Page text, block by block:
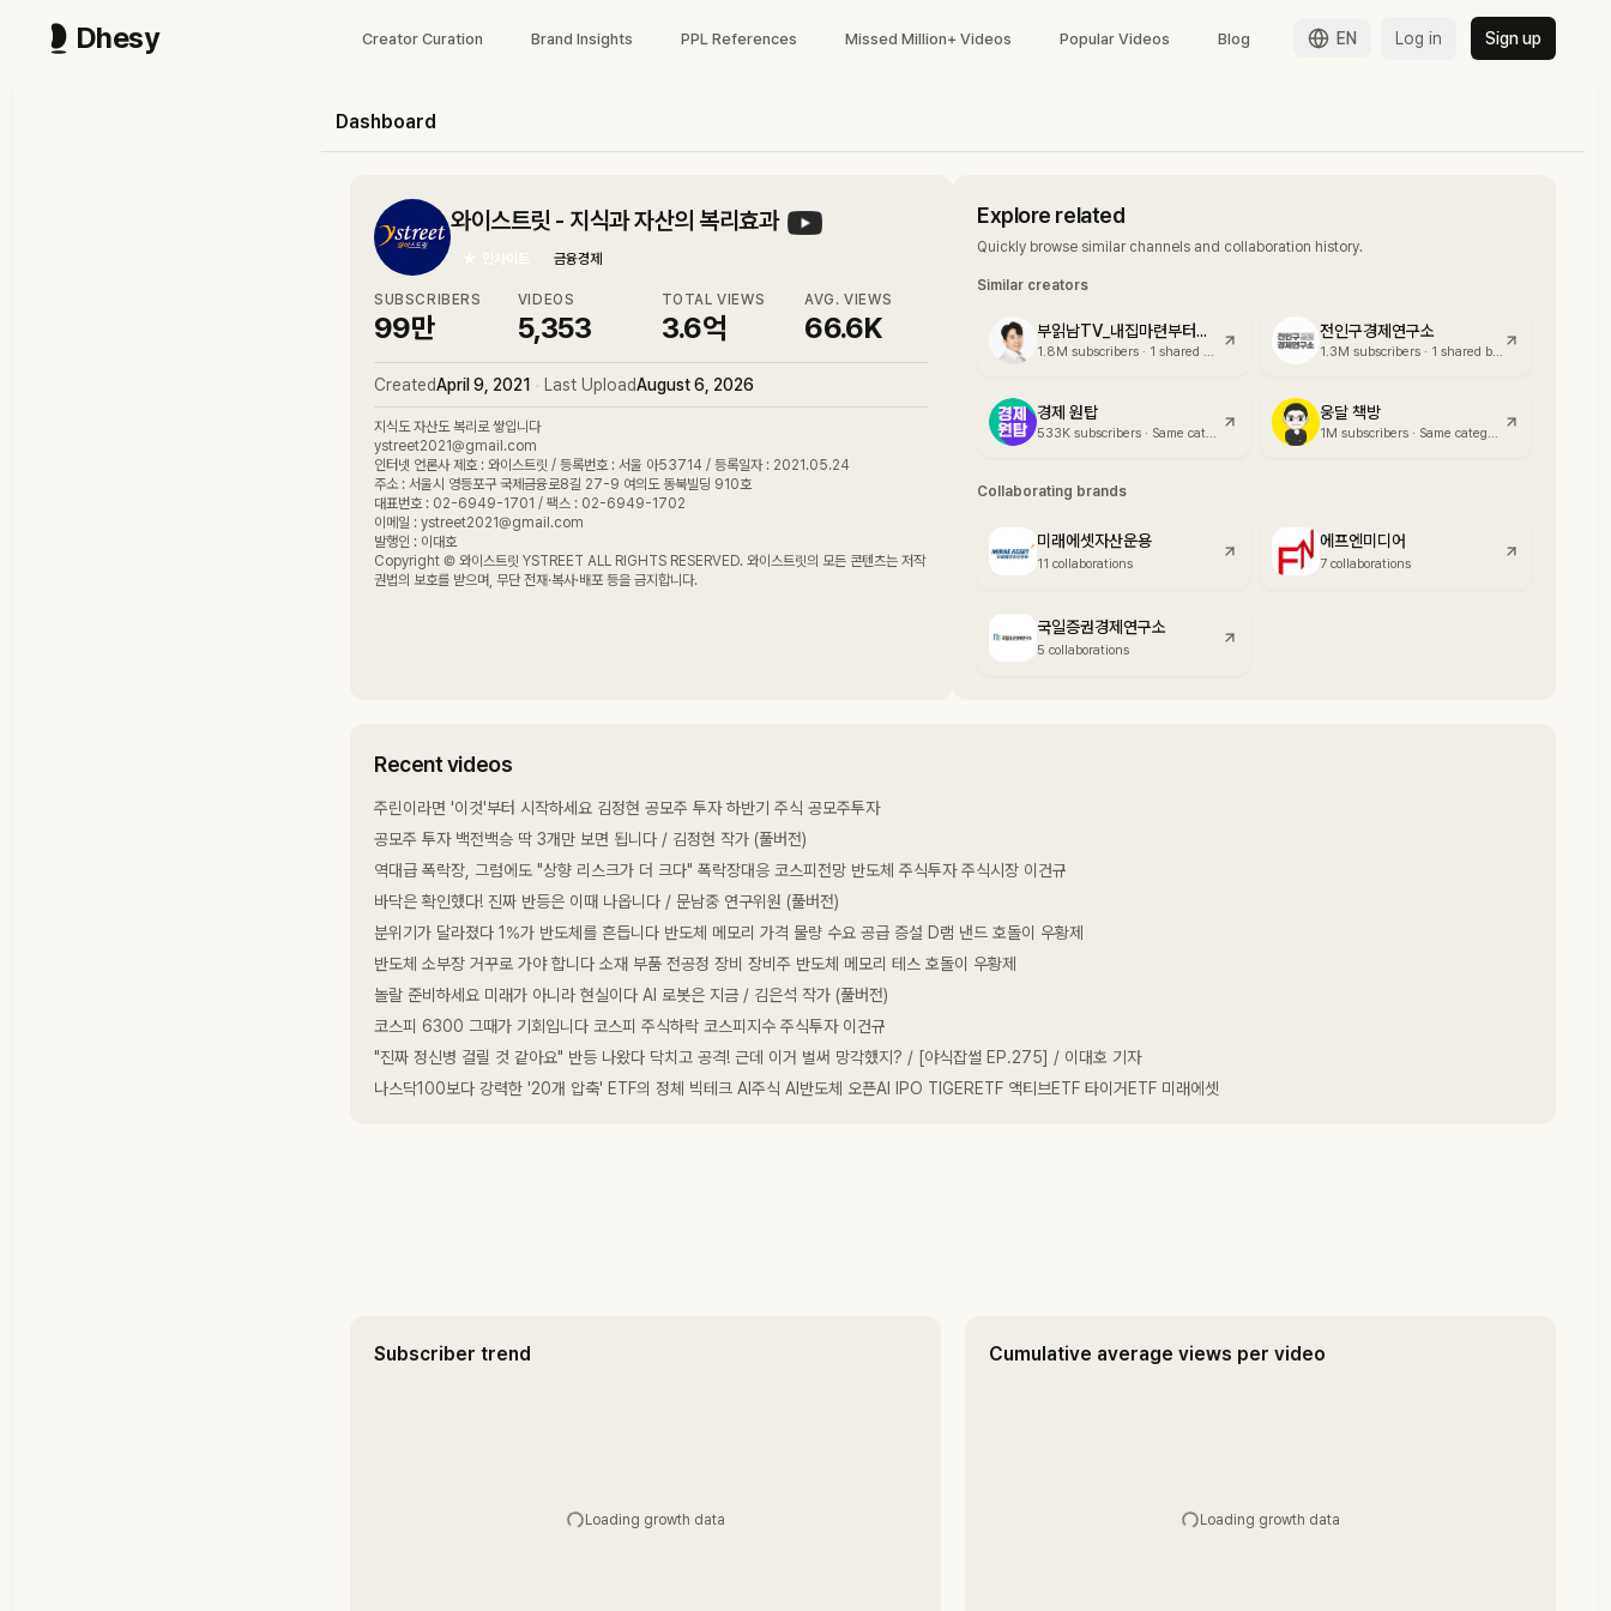
Dhesy Creator Curation Brand Insights PPL References Missed Million+ Videos Popular Videos Blog EN Log in Sign up
Dashboard
와이스트릿 - 지식과 자산의 복리효과
★ 인사이트 금융경제
SUBSCRIBERS
99만
VIDEOS
5,353
TOTAL VIEWS
3.6억
AVG. VIEWS
66.6K
CreatedApril 9, 2021 Last UploadAugust 6, 2026
지식도 자산도 복리로 쌓입니다
ystreet2021@gmail.com
인터넷 언론사 제호 : 와이스트릿 / 등록번호 : 서울 아53714 / 등록일자 : 2021.05.24
주소 : 서울시 영등포구 국제금융로8길 27-9 여의도 동북빌딩 910호
대표번호 : 02-6949-1701 / 팩스 : 02-6949-1702
이메일 : ystreet2021@gmail.com
발행인 : 이대호
Copyright © 와이스트릿 YSTREET ALL RIGHTS RESERVED. 와이스트릿의 모든 콘텐츠는 저작
권법의 보호를 받으며, 무단 전재·복사·배포 등을 금지합니다.
Explore related
Quickly browse similar channels and collaboration history.
Similar creators
부읽남TV_내집마련부터건물주까지
1.8M subscribers · 1 shared brand
전인구경제연구소
1.3M subscribers· 1 shared brand
경제 원탑
533K subscribers · Same category
웅달 책방
1M subscribers· Same category
Collaborating brands
미래에셋자산운용
11 collaborations
에프엔미디어
7 collaborations
국일증권경제연구소
5 collaborations
Recent videos
주린이라면 '이것'부터 시작하세요 김정현 공모주 투자 하반기 주식 공모주투자
공모주 투자 백전백승 딱 3개만 보면 됩니다 / 김정현 작가 (풀버전)
역대급 폭락장, 그럼에도 "상향 리스크가 더 크다" 폭락장대응 코스피전망 반도체 주식투자 주식시장 이건규
바닥은 확인했다! 진짜 반등은 이때 나옵니다 / 문남중 연구위원 (풀버전)
분위기가 달라졌다 1%가 반도체를 흔듭니다 반도체 메모리 가격 물량 수요 공급 증설 D램 낸드 호돌이 우황제
반도체 소부장 거꾸로 가야 합니다 소재 부품 전공정 장비 장비주 반도체 메모리 테스 호돌이 우황제
놀랄 준비하세요 미래가 아니라 현실이다 AI 로봇은 지금 / 김은석 작가 (풀버전)
코스피 6300 그때가 기회입니다 코스피 주식하락 코스피지수 주식투자 이건규
"진짜 정신병 걸릴 것 같아요" 반등 나왔다 닥치고 공격! 근데 이거 벌써 망각했지? / [야식잡썰 EP.275] / 이대호 기자
나스닥100보다 강력한 '20개 압축' ETF의 정체 빅테크 AI주식 AI반도체 오픈AI IPO TIGERETF 액티브ETF 타이거ETF 미래에셋
Subscriber trend
Loading growth data
Cumulative average views per video
Loading growth data